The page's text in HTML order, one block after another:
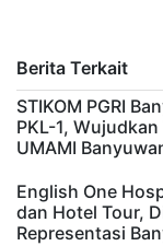
Berita Terkait
STIKOM PGRI
PKL-1,
UMAMI
English One
dan Hotel Tour,
Representasi